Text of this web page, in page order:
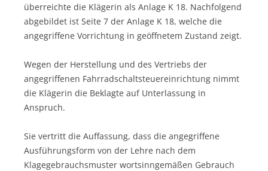
überreichte die Klägerin als Anlage K 18. Nachfolgend
abgebildet ist Seite 7 der Anlage K 18, welche die
angegriffene Vorrichtung in geöffnetem Zustand zeigt.
Wegen der Herstellung und des Vertriebs der
angegriffenen Fahrradschaltsteuereinrichtung nimmt
die Klägerin die Beklagte auf Unterlassung in
Anspruch.
Sie vertritt die Auffassung, dass die angegriffene
Ausführungsform von der Lehre nach dem
Klagegebrauchsmuster wortsinngemäßen Gebrauch